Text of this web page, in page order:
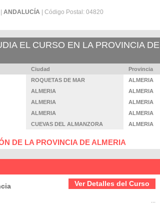
ANDALUCÍA | Código Postal: 04820
EL CURSO EN LA PROVINCIA DE
Ciudad
Provincia
ROQUETAS DE MAR
ALMERIA
ALMERIA
ALMERIA
ALMERIA
ALMERIA
ALMERIA
ALMERIA
CUEVAS DEL ALMANZORA ALMERIA
DE LA PROVINCIA DE ALMERIA
Ver Detalles del Curso